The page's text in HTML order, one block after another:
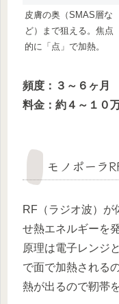
皮膚の奥（SMAS層な
ど）まで狙える。焦点
的に「点」で加熱。
頻度：３～６ヶ月
料金：約４～１０
モノポーラ
RF（ラジオ波）が
せ熱エネルギーを
原理は電子レンジ
で面で加熱される
熱が出るので靭帯